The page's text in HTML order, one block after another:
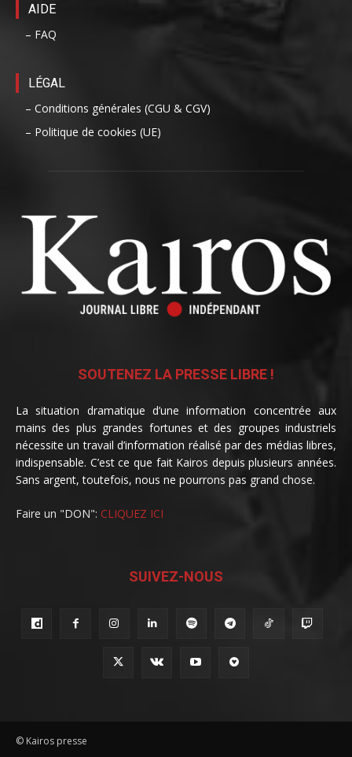
AIDE
– FAQ
LÉGAL
– Conditions générales (CGU & CGV)
– Politique de cookies (UE)
SOUTENEZ LA PRESSE LIBRE !
La situation dramatique d’une information concentrée aux
mains des plus grandes fortunes et des groupes industriels
nécessite un travail d’information réalisé par des médias libres,
indispensable. C’est ce que fait Kairos depuis plusieurs années.
Sans argent, toutefois, nous ne pourrons pas grand chose.
Faire un "DON": CLIQUEZ ICI
SUIVEZ-NOUS
© Kairos presse